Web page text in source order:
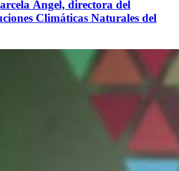
Ángel, directora del
Climáticas Naturales del